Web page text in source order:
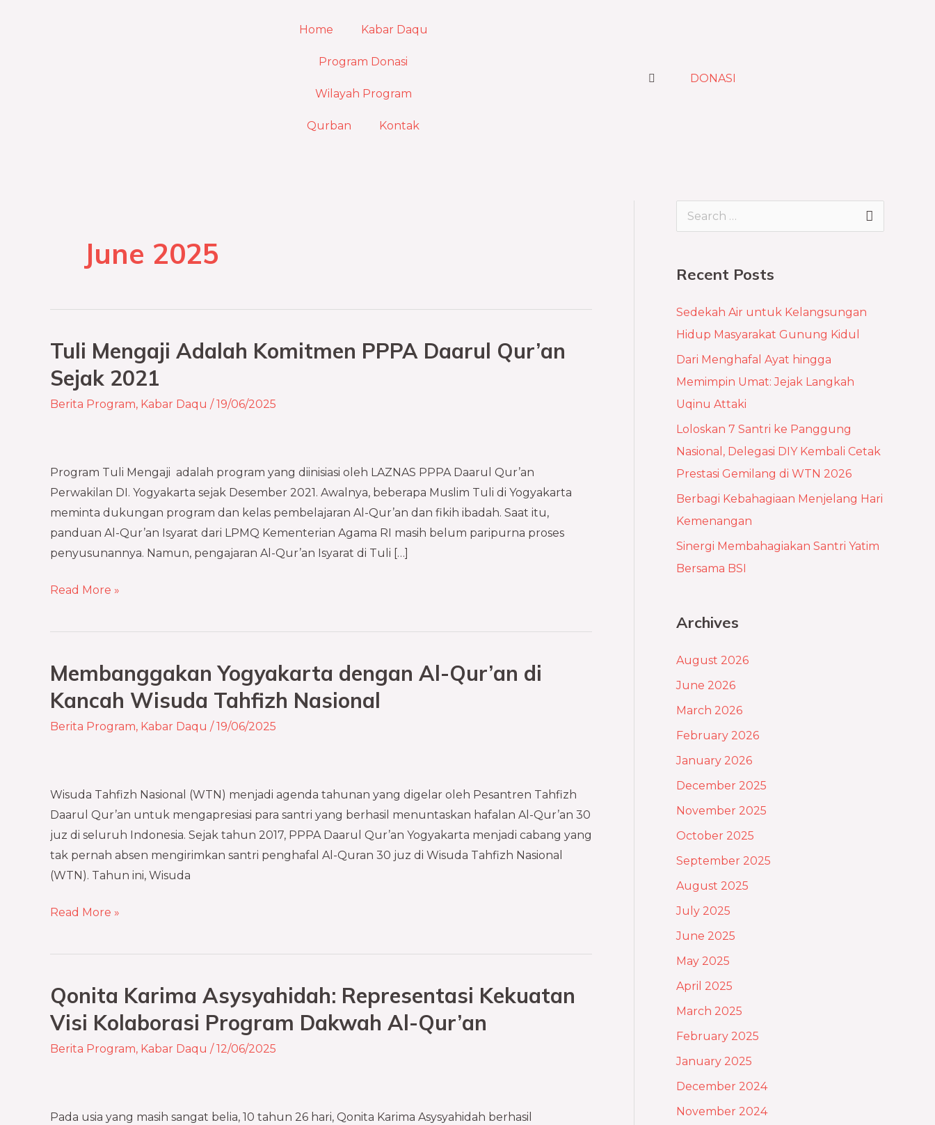
Home Kabar Daqu
Program Donasi
Wilayah Program
Qurban Kontak
DONASI
June 2025
Tuli Mengaji Adalah Komitmen PPPA Daarul Qur’an
Sejak 2021
Berita Program, Kabar Daqu /19/06/2025
Program Tuli Mengaji adalah program yang diinisiasi oleh LAZNAS PPPA Daarul Qur’an
Perwakilan DI. Yogyakarta sejak Desember 2021. Awalnya, beberapa Muslim Tuli di Yogyakarta
meminta dukungan program dan kelas pembelajaran Al-Qur’an dan fikih ibadah. Saat itu,
panduan Al-Qur’an Isyarat dari LPMQ Kementerian Agama RI masih belum paripurna proses
penyusunannya. Namun, pengajaran Al-Qur’an Isyarat di Tuli […]
Tuli
Mengaji
Adalah
Komitmen
Qur’an
Sejak
2021
Read More »
Membanggakan Yogyakarta dengan Al-Qur’an di
Kancah Wisuda Tahfizh Nasional
Berita Program, Kabar Daqu /19/06/2025
Wisuda Tahfizh Nasional (WTN) menjadi agenda tahunan yang digelar oleh Pesantren Tahfizh
Daarul Qur’an untuk mengapresiasi para santri yang berhasil menuntaskan hafalan Al-Qur’an 30
juz di seluruh Indonesia. Sejak tahun 2017, PPPA Daarul Qur’an Yogyakarta menjadi cabang yang
tak pernah absen mengirimkan santri penghafal Al-Quran 30 juz di Wisuda Tahfizh Nasional
(WTN). Tahun ini, Wisuda
Membanggakan
Yogyakarta
dengan
Al-
Kancah
Wisuda
Tahfizh
Nasional
Read More »
Qonita Karima Asysyahidah: Representasi Kekuatan
Visi Kolaborasi Program Dakwah Al-Qur’an
Berita Program, Kabar Daqu /12/06/2025
Pada usia yang masih sangat belia, 10 tahun 26 hari, Qonita Karima Asysyahidah berhasil
Qonita
Karima
Asysyahidah:
Representasi
Kolaborasi
c
h
f
o
r
Recent Posts
Sedekah Air untuk Kelangsungan
Hidup Masyarakat Gunung Kidul
Dari Menghafal Ayat hingga
Memimpin Umat: Jejak Langkah
Uqinu Attaki
Loloskan 7 Santri ke Panggung
Nasional, Delegasi DIY Kembali Cetak
Prestasi Gemilang di WTN 2026
Berbagi Kebahagiaan Menjelang Hari
Kemenangan
Sinergi Membahagiakan Santri Yatim
Bersama BSI
Archives
August 2026
June 2026
March 2026
February 2026
January 2026
December 2025
November 2025
October 2025
September 2025
August 2025
July 2025
June 2025
May 2025
April 2025
March 2025
February 2025
January 2025
December 2024
November 2024